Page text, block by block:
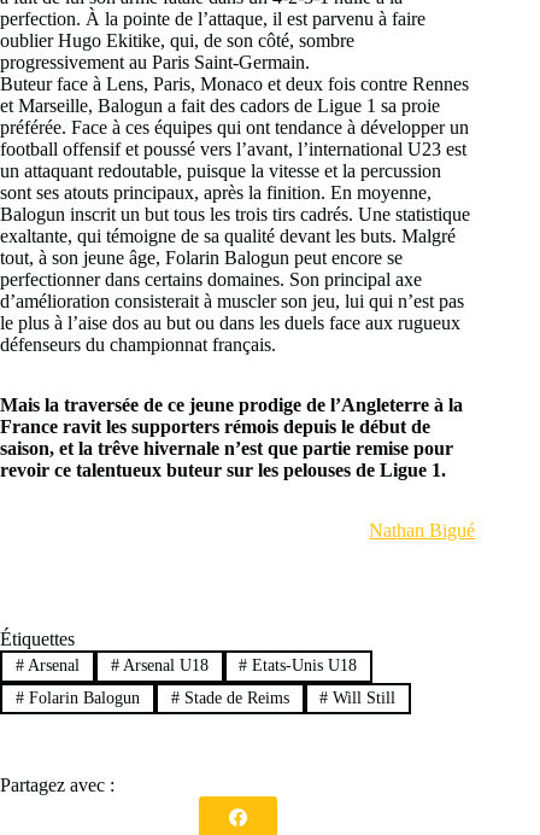
perfection. À la pointe de l’attaque, il est parvenu à faire
oublier Hugo Ekitike, qui, de son côté, sombre
progressivement au Paris Saint-Germain.
Buteur face à Lens, Paris, Monaco et deux fois contre Rennes
et Marseille, Balogun a fait des cadors de Ligue 1 sa proie
préférée. Face à ces équipes qui ont tendance à développer un
football offensif et poussé vers l’avant, l’international U23 est
un attaquant redoutable, puisque la vitesse et la percussion
sont ses atouts principaux, après la finition. En moyenne,
Balogun inscrit un but tous les trois tirs cadrés. Une statistique
exaltante, qui témoigne de sa qualité devant les buts. Malgré
tout, à son jeune âge, Folarin Balogun peut encore se
perfectionner dans certains domaines. Son principal axe
d’amélioration consisterait à muscler son jeu, lui qui n’est pas
le plus à l’aise dos au but ou dans les duels face aux rugueux
défenseurs du championnat français.
Mais la traversée de ce jeune prodige de l’Angleterre à la
France ravit les supporters rémois depuis le début de
saison, et la trêve hivernale n’est que partie remise pour
revoir ce talentueux buteur sur les pelouses de Ligue 1.
Nathan Bigué
Étiquettes
#Arsenal #Arsenal U18 # Etats-Unis U18
#Folarin Balogun #Stade de Reims # Will Still
Partagez avec :